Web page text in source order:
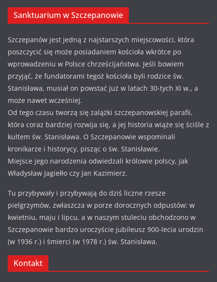
Sanktuarium w Szczepanowie
Szczepanów jest jedną z najstarszych miejscowości, która
poszczycić się może posiadaniem kościoła wkrótce po
wprowadzeniu w Polsce chrześcijaństwa. Jeśli bowiem
przyjąć, że fundatorami tegoż kościoła byli rodzice św.
Stanisława, musiał on powstać już w latach 30-tych XI w., a
może nawet wcześniej.
Od tego czasu tworzą się zalążki szczepanowskiej parafii,
która coraz bardziej rozwija się, a jej historia wiąże się ściśle z
kultem św. Stanisława. O Szczepanowie wspominali
kronikarze i historycy, pisząc o św. Stanisławie.
Miejsce jego narodzenia odwiedzali królowie polscy, jak
Władysław Jagiełło czy Jan Kazimierz.
Tu przybywały i przybywają do dziś liczne rzesze
pielgrzymów, zwłaszcza w porze dorocznych odpustów: w
kwietniu, maju i lipcu, a w naszym stuleciu obchodzono w
Szczepanowie bardzo uroczyście jubileusz 900-lecia urodzin
(w 1936 r.) i śmierci (w 1978 r.) św. Stanisława.
Kontakt